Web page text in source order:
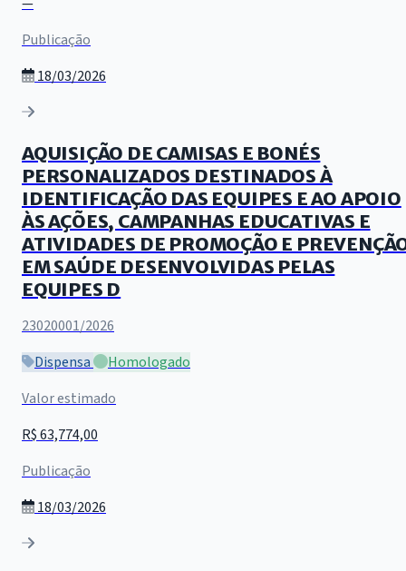
Publicação
18/03/2026
AQUISIÇÃO DE CAMISAS E BONÉS
PERSONALIZADOS DESTINADOS À
IDENTIFICAÇÃO DAS EQUIPES E AO APOIO
ÀS AÇÕES, CAMPANHAS EDUCATIVAS E
ATIVIDADES DE PROMOÇÃO E
EM SAÚDE DESENVOLVIDAS PELAS
EQUIPES D
23020001/2026
Dispensa
Homologado
Valor estimado
R$ 63,774,00
Publicação
18/03/2026